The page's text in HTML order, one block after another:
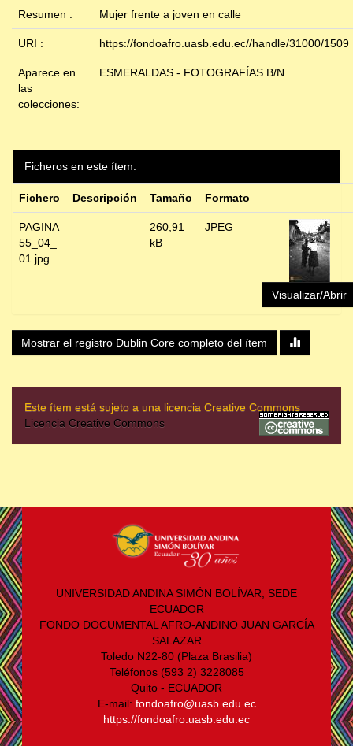
Resumen : Mujer frente a joven en calle
URI : https://fondoafro.uasb.edu.ec//handle/31000/1509
Aparece en
las
colecciones:
ESMERALDAS - FOTOGRAFÍAS B/N
Ficheros en este ítem:
Fichero Descripción Tamaño Formato
PAGINA
55_04_
01.jpg
260,91
kB
JPEG
Visualizar/Abrir
Mostrar el registro Dublin Core completo del ítem
Este ítem está sujeto a una licencia Creative Commons
Licencia Creative Commons
UNIVERSIDAD ANDINA SIMÓN BOLÍVAR, SEDE
ECUADOR
FONDO DOCUMENTAL AFRO-ANDINO JUAN GARCÍA
SALAZAR
Toledo N22-80 (Plaza Brasilia)
Teléfonos (593 2) 3228085
Quito - ECUADOR
E-mail: fondoafro@uasb.edu.ec
https://fondoafro.uasb.edu.ec